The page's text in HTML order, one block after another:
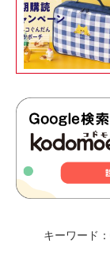
キーワード：